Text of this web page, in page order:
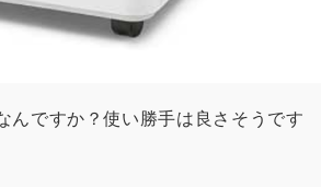
んですか？使い勝手は良さそうです